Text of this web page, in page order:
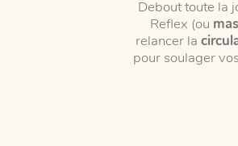
Debout toute la
Reflex (ou
relancer la
pour soulager